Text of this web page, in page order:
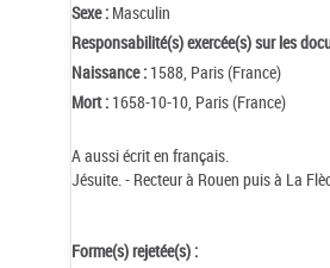
Sexe : Masculin
Responsabilité(s) exercée(s) sur les
Naissance : 1588, Paris (France)
Mort : 1658-10-10, Paris (France)
A aussi écrit en français.
Jésuite. - Recteur à Rouen puis à La
Forme(s) rejetée(s) :